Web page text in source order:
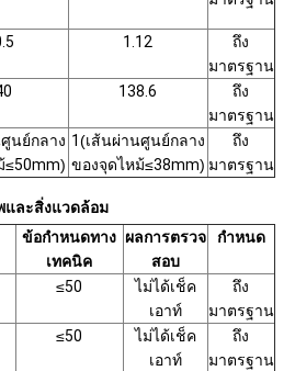
1.12
ถึง
มาตรฐาน
138.6
ถึง
มาตรฐาน
นย์กลาง
≤50mm)
1(เส้นผ่านศูนย์กลาง
ของจุดไหม้≤38mm)
ถึง
มาตรฐาน
ละสิ่งแวดล้อม
ข้อกำหนดทาง
เทคนิค
ผลการตรวจ
สอบ
กำหนด
≤50
ไม่ได้เช็ค
เอาท์
ถึง
มาตรฐาน
≤50
ไม่ได้เช็ค
เอาท์
ถึง
มาตรฐาน